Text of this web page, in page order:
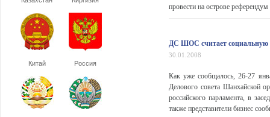
Китай Россия
провести на острове
ДС ШОС считает социальную
30.01.2008
Как уже сообщалось, 26-27
Делового совета Шанхайской
российского парламента, в
также представители бизнес